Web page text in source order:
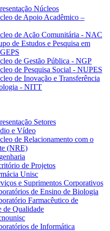
Núcleos
de Apoio Acadêmico –
de Ação Comunitária - NAC
de Estudos e Pesquisa em
de Gestão Pública - NGP
de Pesquisa Social - NUPES
de Inovação e Transferência
- NITT
Setores
e Vídeo
de Relacionamento com o
(NRE)
de Projetos
Unisc
e Suprimentos Corporativos
de Ensino de Biologia
Farmacêutico de
de Qualidade
de Informática